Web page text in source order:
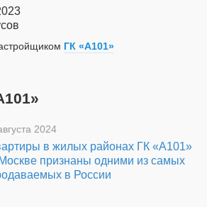
ГК «А101»
2024
в жилых районах ГК «А101»
признаны одними из самых
в России